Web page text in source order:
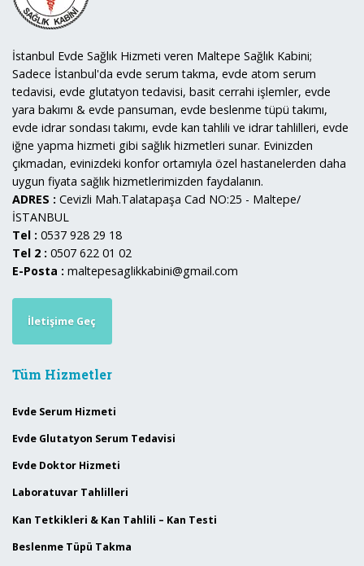
İstanbul Evde Sağlık Hizmeti veren Maltepe Sağlık Kabini;
Sadece İstanbul'da evde serum takma, evde atom serum
tedavisi, evde glutatyon tedavisi, basit cerrahi işlemler, evde
yara bakımı & evde pansuman, evde beslenme tüpü takımı,
evde idrar sondası takımı, evde kan tahlili ve idrar tahlilleri, evde
iğne yapma hizmeti gibi sağlık hizmetleri sunar. Evinizden
çıkmadan, evinizdeki konfor ortamıyla özel hastanelerden daha
uygun fiyata sağlık hizmetlerimizden faydalanın.
ADRES : Cevizli Mah.Talatapaşa Cad NO:25 - Maltepe/
İSTANBUL
Tel : 0537 928 29 18
Tel 2 : 0507 622 01 02
E-Posta : maltepesaglikkabini@gmail.com
İletişime Geç
Tüm Hizmetler
Evde Serum Hizmeti
Evde Glutatyon Serum Tedavisi
Evde Doktor Hizmeti
Laboratuvar Tahlilleri
Kan Tetkikleri & Kan Tahlili – Kan Testi
Beslenme Tüpü Takma